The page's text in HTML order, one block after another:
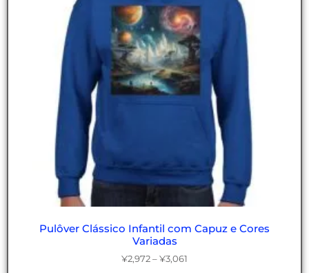
Pulôver Clássico Infantil com Capuz e Cores
Variadas
¥2,972 – ¥3,061